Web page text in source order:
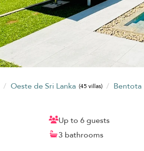
Oeste de Sri Lanka (45 villas) Bentota
Up to 6 guests
3 bathrooms